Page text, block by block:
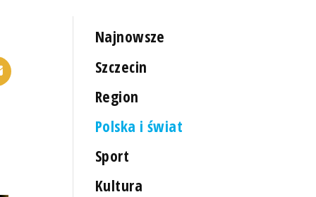
Najnowsze
Szczecin
Region
Polska i świat
Sport
Kultura